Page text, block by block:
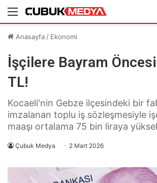
Menü
Anasayfa / Ekonomi
İşçilere Bayram
TL!
Kocaeli'nin Gebze ilçesindeki bir
imzalanan toplu iş sözleşmesiyle
maaşı ortalama 75 bin liraya
Çubuk Medya 2 Mart 2026